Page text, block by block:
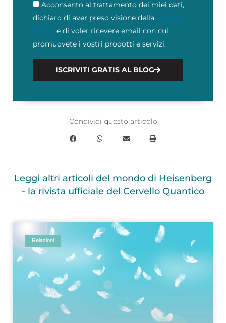
Privacy
Acconsento al trattamento dei miei dati,
dichiaro di aver preso visione della Privacy
Policy e di voler ricevere email con cui
promuovete i vostri prodotti e servizi.
ISCRIVITI GRATIS AL BLOG
Condividi questo articolo
Leggi altri articoli del mondo di Heisenberg
- la rivista ufficiale del Cervello Quantico
Relazioni